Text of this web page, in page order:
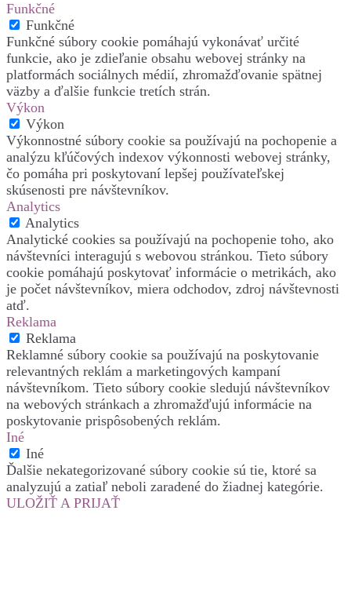
Funkčné
Funkčné
Funkčné súbory cookie pomáhajú vykonávať určité
funkcie, ako je zdieľanie obsahu webovej stránky na
platformách sociálnych médií, zhromažďovanie spätnej
väzby a ďalšie funkcie tretích strán.
Výkon
Výkon
Výkonnostné súbory cookie sa používajú na pochopenie a
analýzu kľúčových indexov výkonnosti webovej stránky,
čo pomáha pri poskytovaní lepšej používateľskej
skúsenosti pre návštevníkov.
Analytics
Analytics
Analytické cookies sa používajú na pochopenie toho, ako
návštevníci interagujú s webovou stránkou. Tieto súbory
cookie pomáhajú poskytovať informácie o metrikách, ako
je počet návštevníkov, miera odchodov, zdroj návštevnosti
atď.
Reklama
Reklama
Reklamné súbory cookie sa používajú na poskytovanie
relevantných reklám a marketingových kampaní
návštevníkom. Tieto súbory cookie sledujú návštevníkov
na webových stránkach a zhromažďujú informácie na
poskytovanie prispôsobených reklám.
Iné
Iné
Ďalšie nekategorizované súbory cookie sú tie, ktoré sa
analyzujú a zatiaľ neboli zaradené do žiadnej kategórie.
ULOŽIŤ A PRIJAŤ